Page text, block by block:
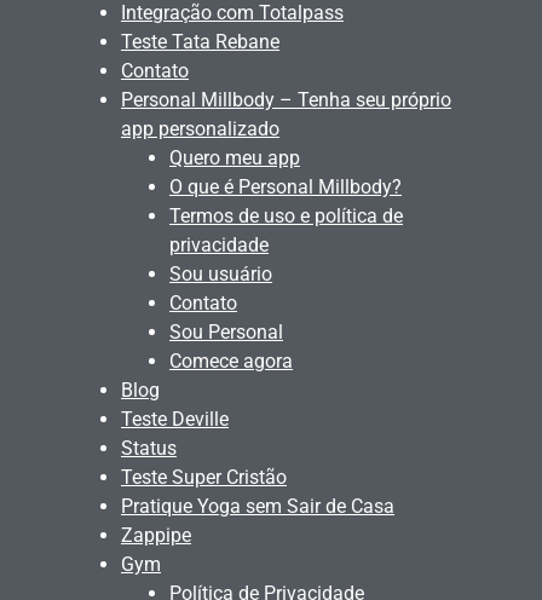
Integração com Totalpass
Teste Tata Rebane
Contato
Personal Millbody – Tenha seu próprio
app personalizado
Quero meu app
O que é Personal Millbody?
Termos de uso e política de
privacidade
Sou usuário
Contato
Sou Personal
Comece agora
Blog
Teste Deville
Status
Teste Super Cristão
Pratique Yoga sem Sair de Casa
Zappipe
Gym
Política de Privacidade